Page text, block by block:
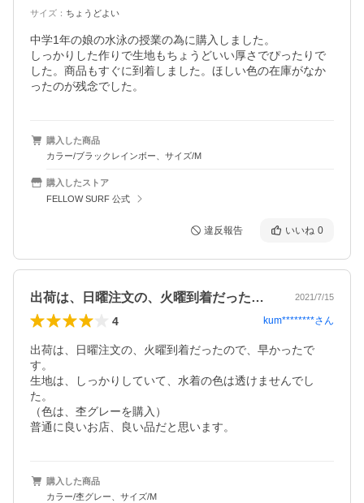
サイズ ： ちょうどよい
中学1年の娘の水泳の授業の為に購入しました。
しっかりした作りで生地もちょうどいい厚さでぴったりで
した。商品もすぐに到着しました。ほしい色の在庫がなか
ったのが残念でした。
購入した商品
カラー/ブラックレインボー、サイズ/M
購入したストア
FELLOW SURF 公式
違反報告 いいね 0
出荷は、日曜注文の、火曜到着だったので… 2021/7/15
4 kum********さん
出荷は、日曜注文の、火曜到着だったので、早かったで
す。
生地は、しっかりしていて、水着の色は透けませんでし
た。
（色は、杢グレーを購入）
普通に良いお店、良い品だと思います。
購入した商品
カラー/杢グレー、サイズ/M